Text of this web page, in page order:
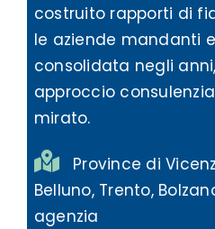
costruito rapporti di
le aziende mandanti
consolidata negli
approccio
mirato.
Province di
Belluno, Trento,
agenzia